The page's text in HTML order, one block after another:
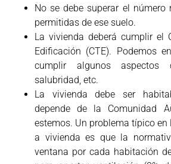
No se debe superar el
permitidas de ese suelo.
La vivienda deberá cumplir el
Edificación (CTE). Podemos
cumplir algunos aspectos
salubridad, etc.
La vivienda debe ser
depende de la Comunidad
estemos. Un problema típico
a vivienda es que la
ventana por cada habitación